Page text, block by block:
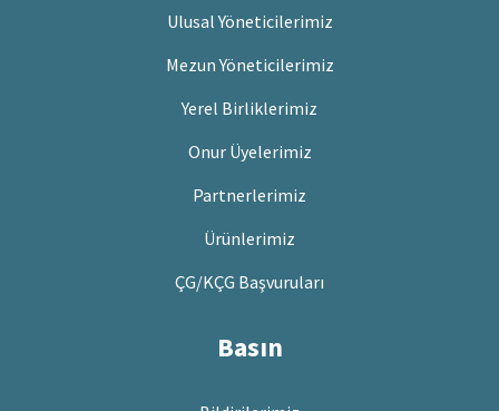
Ulusal Yöneticilerimiz
Mezun Yöneticilerimiz
Yerel Birliklerimiz
Onur Üyelerimiz
Partnerlerimiz
Ürünlerimiz
ÇG/KÇG Başvuruları
Basın